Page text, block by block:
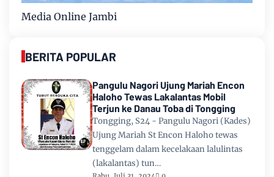
Media Online Jambi
BERITA POPULAR
Pangulu Nagori Ujung Mariah Encon
Haloho Tewas Lakalantas Mobil
Terjun ke Danau Toba di Tongging
Tongging, S24 - Pangulu Nagori (Kades)
Ujung Mariah St Encon Haloho tewas
tenggelam dalam kecelakaan lalulintas
(lakalantas) tun…